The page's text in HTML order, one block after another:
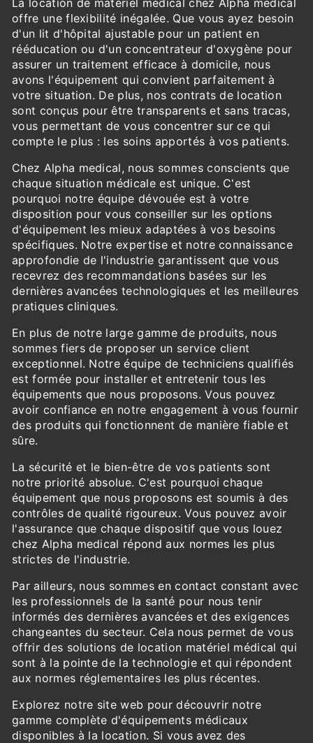
La location de matériel médical chez Alpha medical
offre une flexibilité inégalée. Que vous ayez besoin
d'un lit d'hôpital ajustable pour un patient en
rééducation ou d'un concentrateur d'oxygène pour
assurer un traitement efficace à domicile, nous
avons l'équipement qui convient parfaitement à
votre situation. De plus, nos contrats de location
sont conçus pour être transparents et sans tracas,
vous permettant de vous concentrer sur ce qui
compte le plus : les soins apportés à vos patients.
Chez Alpha medical, nous sommes conscients que
chaque situation médicale est unique. C'est
pourquoi notre équipe dévouée est à votre
disposition pour vous conseiller sur les options
d'équipement les mieux adaptées à vos besoins
spécifiques. Notre expertise et notre connaissance
approfondie de l'industrie garantissent que vous
recevrez des recommandations basées sur les
dernières avancées technologiques et les meilleures
pratiques cliniques.
En plus de notre large gamme de produits, nous
sommes fiers de proposer un service client
exceptionnel. Notre équipe de techniciens qualifiés
est formée pour installer et entretenir tous les
équipements que nous proposons. Vous pouvez
avoir confiance en notre engagement à vous fournir
des produits qui fonctionnent de manière fiable et
sûre.
La sécurité et le bien-être de vos patients sont
notre priorité absolue. C'est pourquoi chaque
équipement que nous proposons est soumis à des
contrôles de qualité rigoureux. Vous pouvez avoir
l'assurance que chaque dispositif que vous louez
chez Alpha medical répond aux normes les plus
strictes de l'industrie.
Par ailleurs, nous sommes en contact constant avec
les professionnels de la santé pour nous tenir
informés des dernières avancées et des exigences
changeantes du secteur. Cela nous permet de vous
offrir des solutions de location matériel médical qui
sont à la pointe de la technologie et qui répondent
aux normes réglementaires les plus récentes.
Explorez notre site web pour découvrir notre
gamme complète d'équipements médicaux
disponibles à la location. Si vous avez des